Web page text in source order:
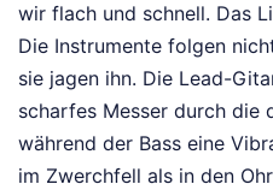
wir flach und schnell. Das
Die Instrumente folgen
sie jagen ihn. Die Lead-
scharfes Messer durch die
während der Bass eine
im Zwerchfell als in den